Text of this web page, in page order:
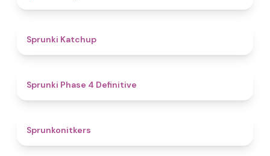
Sprunki Katchup
Sprunki Phase 4 Definitive
Sprunkonitkers